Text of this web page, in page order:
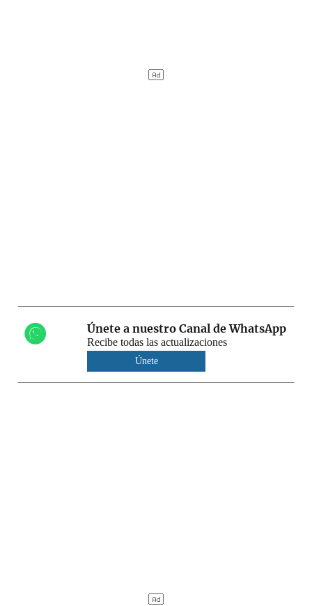
Únete a nuestro Canal de WhatsApp
Recibe todas las actualizaciones
Únete